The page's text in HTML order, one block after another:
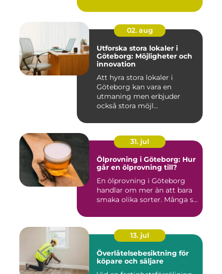
02. aug
Utforska stora lokaler i
Göteborg: Möjligheter och
innovation
Att hyra stora lokaler i
Göteborg kan vara en
utmaning men erbjuder
också stora möjl...
31. jul
Ölprovning i Göteborg: Hur
går en ölprovning till?
En ölprovning i Göteborg
handlar om mer än att bara
smaka olika sorter. Många s...
13. jul
Överlåtelsebesiktning för
köpare och säljare